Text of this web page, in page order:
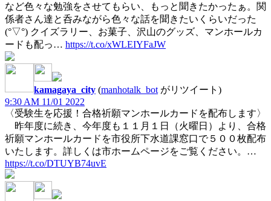
など色々な勉強をさせてもらい、もっと聞きたかったぁ。関
係者さん達と呑みながら色々な話を聞きたいくらいだった
(°▽°) クイズラリー、お菓子、沢山のグッズ、マンホールカ
ードも配っ… https://t.co/xWLEIYFaJW
kamagaya_city (manhotalk_bot がリツイート)
9:30 AM 11/01 2022
〈受験生を応援！合格祈願マンホールカードを配布します〉
昨年度に続き、今年度も１１月１日（火曜日）より、合格
祈願マンホールカードを市役所下水道課窓口で５００枚配布
いたします。詳しくは市ホームページをご覧ください。…
https://t.co/DTUYB74uvE